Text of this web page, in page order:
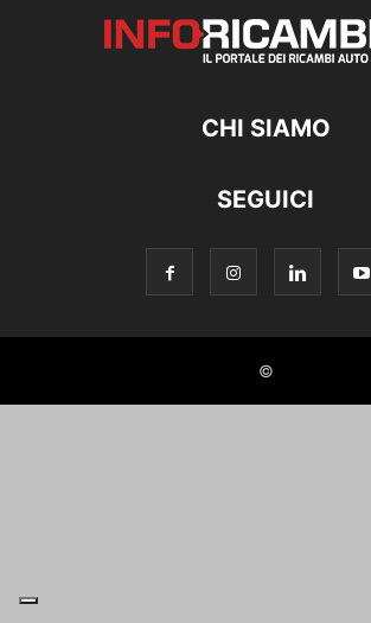
CHI SIAMO
SEGUICI
©